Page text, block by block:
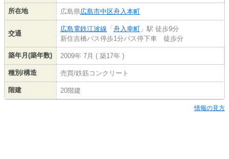
所在地 広島県広島市中区舟入本町
交通
広島電鉄江波線 「舟入幸町 」駅 徒歩9分
新住吉橋バス停歩1分バス停下車 徒歩分
築年月(築年数) 2009年 7月 ( 築17年 )
種別/構造 売買/鉄筋コンクリート
階建 20階建
情報の見方